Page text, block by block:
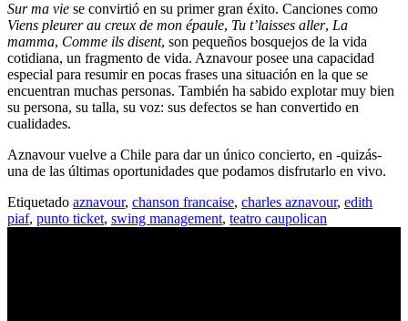
Sur ma vie se convirtió en su primer gran éxito. Canciones como
Viens pleurer au creux de mon épaule, Tu t’laisses aller, La
mamma, Comme ils disent, son pequeños bosquejos de la vida
cotidiana, un fragmento de vida. Aznavour posee una capacidad
especial para resumir en pocas frases una situación en la que se
encuentran muchas personas. También ha sabido explotar muy bien
su persona, su talla, su voz: sus defectos se han convertido en
cualidades.
Aznavour vuelve a Chile para dar un único concierto, en -quizás-
una de las últimas oportunidades que podamos disfrutarlo en vivo.
Etiquetado aznavour, chanson francaise, charles aznavour, edith
piaf, punto ticket, swing management, teatro caupolican